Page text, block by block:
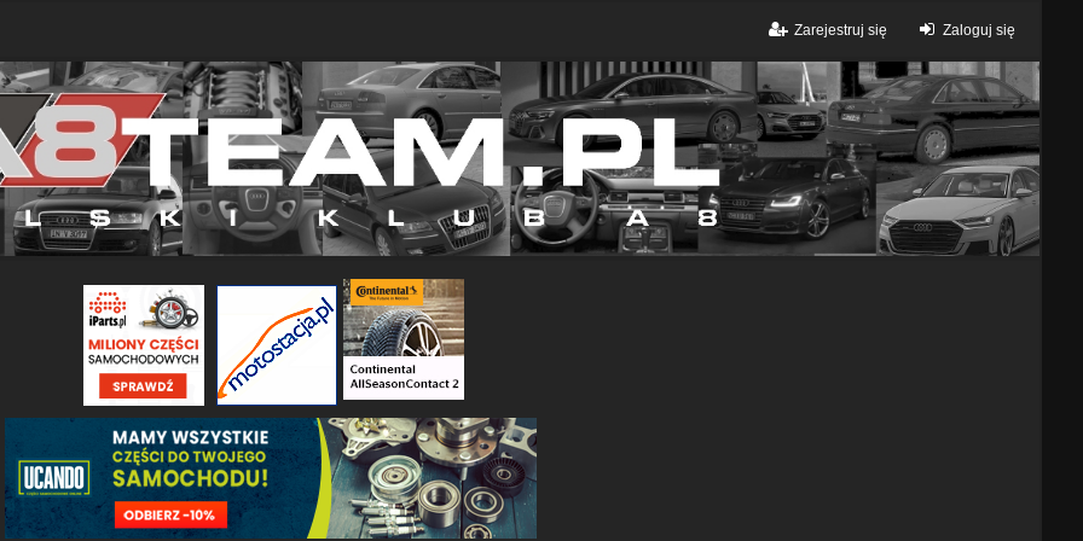
Zaloguj się
Zarejestruj się